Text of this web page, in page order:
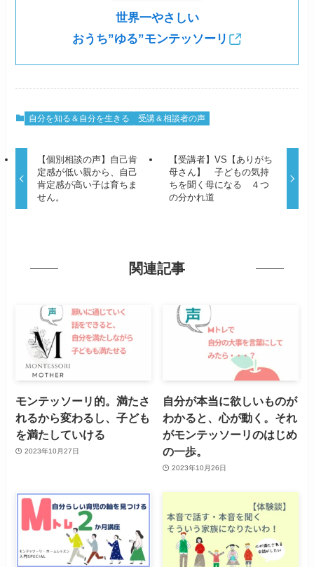
世界一やさしい
おうち”ゆる”モンテッソーリ
自分を知る＆自分を生きる 受講＆相談者の声
【個別相談の声】自己肯
定感が低い親から、自己
肯定感が高い子は育ちま
せん。
【受講者】VS【ありがち
母さん】 子どもの気持
ちを聞く母になる ４つ
の分かれ道
関連記事
モンテッソーリ的。満たさ
れるから変わるし、子ども
を満たしていける
2023年10月27日
自分が本当に欲しいものが
わかると、心が動く。それ
がモンテッソーリのはじめ
の一歩。
2023年10月26日